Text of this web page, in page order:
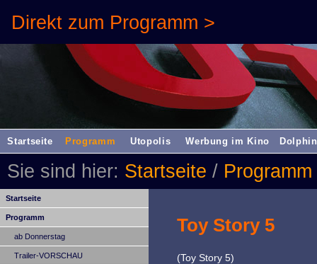
Direkt zum Programm >
Startseite Programm Utopolis Werbung im Kino
Sie sind hier: Startseite / Programm
Startseite
Programm
ab Donnerstag
Trailer-VORSCHAU
Toy Story 5
(Toy Story 5)